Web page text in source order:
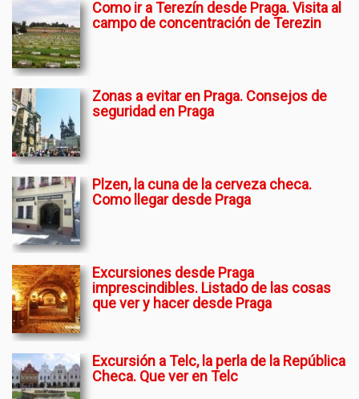
Como ir a Terezín desde Praga. Visita al
campo de concentración de Terezin
Zonas a evitar en Praga. Consejos de
seguridad en Praga
Plzen, la cuna de la cerveza checa.
Como llegar desde Praga
Excursiones desde Praga
imprescindibles. Listado de las cosas
que ver y hacer desde Praga
Excursión a Telc, la perla de la República
Checa. Que ver en Telc